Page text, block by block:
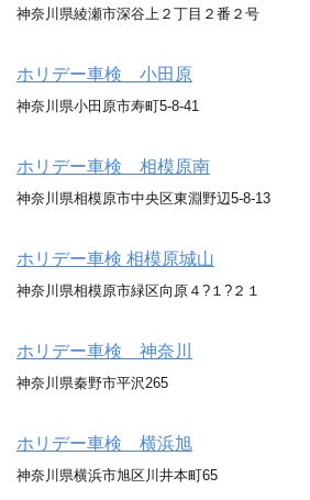
神奈川県綾瀬市深谷上２丁目２番２号
ホリデー車検 小田原
神奈川県小田原市寿町5-8-41
ホリデー車検 相模原南
神奈川県相模原市中央区東淵野辺5-8-13
ホリデー車検 相模原城山
神奈川県相模原市緑区向原４?１?２１
ホリデー車検 神奈川
神奈川県秦野市平沢265
ホリデー車検 横浜旭
神奈川県横浜市旭区川井本町65